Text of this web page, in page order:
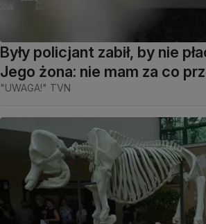
Były policjant zabił, by nie
Jego żona: nie mam za co
"UWAGA!" TVN